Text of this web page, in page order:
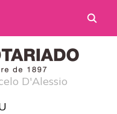
D'Alessio